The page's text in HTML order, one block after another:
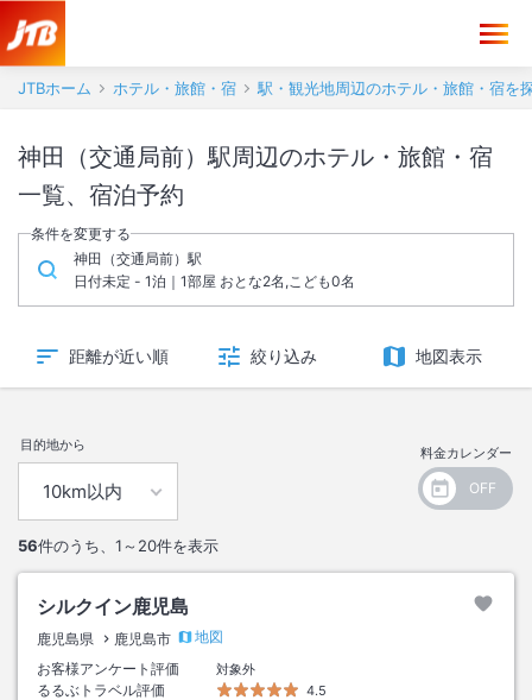
JTBホーム ホテル・旅館・宿 駅・観光地周辺のホテル・旅館・宿を
神田（交通局前）駅周辺のホテル・旅館・宿
一覧、宿泊予約
条件を変更する
神田（交通局前）駅
日付未定 - 1泊｜1部屋 おとな2名,こども0名
距離が近い順 絞り込み 地図表示
目的地から 料金カレンダー
56件のうち、 1～20件を表示
シルクイン鹿児島
鹿児島県 鹿児島市
地図
お客様アンケート評価
対象外
るるぶトラベル評価
4.5